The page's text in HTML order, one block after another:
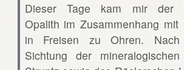
Dieser Tage kam mir der
Opalith im Zusammenhang mit
in Freisen zu Ohren.
Sichtung der